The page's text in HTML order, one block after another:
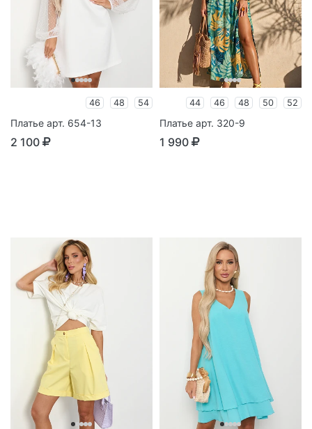
46 48 54
Платье арт. 654-13
2 100
44 46 48 50 52
Платье арт. 320-9
1 990